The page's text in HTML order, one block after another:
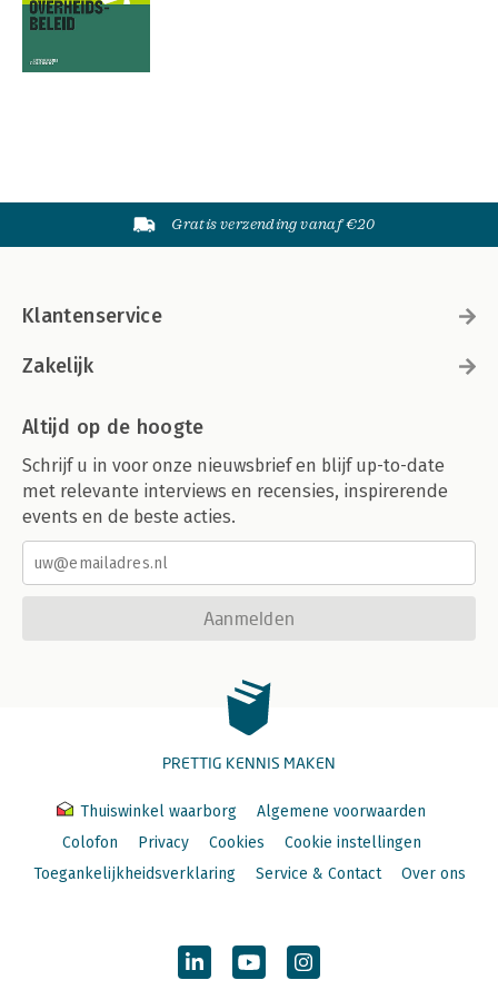
Gratis verzending vanaf €20
Klantenservice
Zakelijk
Altijd op de hoogte
Schrijf u in voor onze nieuwsbrief en blijf up-to-date
met relevante interviews en recensies, inspirerende
events en de beste acties.
Aanmelden
PRETTIG KENNIS MAKEN
Thuiswinkel waarborg
Algemene voorwaarden
Colofon
Privacy Cookies
Cookie instellingen
Toegankelijkheidsverklaring
Service & Contact Over ons